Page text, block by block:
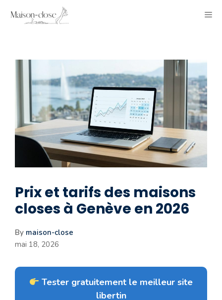
Prix et tarifs des maisons
closes à Genève en 2026
By maison-close
mai 18, 2026
Tester gratuitement le meilleur site
libertin